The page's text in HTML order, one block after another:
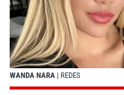
WANDA NARA | REDES